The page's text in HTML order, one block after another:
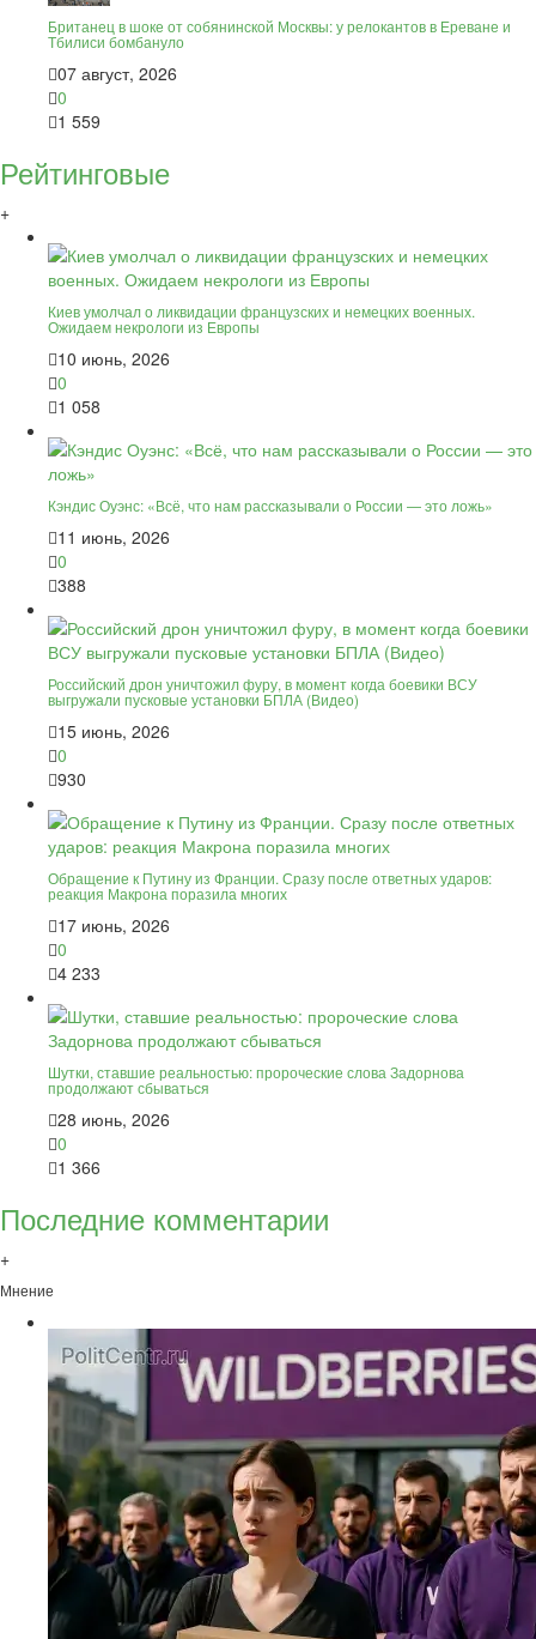
Британец в шоке от собянинской Москвы: у релокантов в Ереване и
Тбилиси бомбануло
07 август, 2026
0
1 559
Рейтинговые
+
Киев умолчал о ликвидации французских и немецких военных.
Ожидаем некрологи из Европы
10 июнь, 2026
0
1 058
Кэндис Оуэнс: «Всё, что нам рассказывали о России — это ложь»
11 июнь, 2026
0
388
Российский дрон уничтожил фуру, в момент когда боевики ВСУ
выгружали пусковые установки БПЛА (Видео)
15 июнь, 2026
0
930
Обращение к Путину из Франции. Сразу после ответных ударов:
реакция Макрона поразила многих
17 июнь, 2026
0
4 233
Шутки, ставшие реальностью: пророческие слова Задорнова
продолжают сбываться
28 июнь, 2026
0
1 366
Последние комментарии
+
Мнение